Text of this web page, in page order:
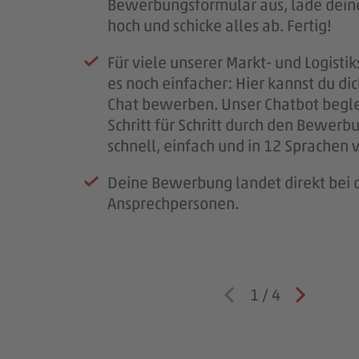
Bewerbungsformular aus, lade
hoch und schicke alles ab. Fertig!
Für viele unserer Markt- und
es noch einfacher: Hier kannst du
Chat bewerben. Unser Chatbot
Schritt für Schritt durch den
schnell, einfach und in 12 Sprachen
Deine Bewerbung landet direkt bei
Ansprechpersonen.
Mail.
melden uns so schnell wie möglich
für deine Geduld – jede Bewerbung
wichtig.
Wenn wir Rückfragen haben,
Kennenlernen ein.
PENNY, deinem möglichen
Team – und wir lernen dich besser
Wenn alles passt, klären wir die
bald im #teampenny willkommen
1 / 4